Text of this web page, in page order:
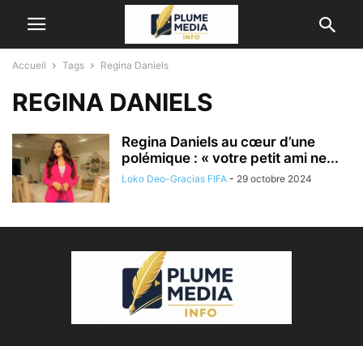
Accueil Tags Regina Daniels
REGINA DANIELS
Regina Daniels au cœur d’une
polémique : « votre petit ami ne...
Loko Deo-Gracias FIFA - 29 octobre 2024